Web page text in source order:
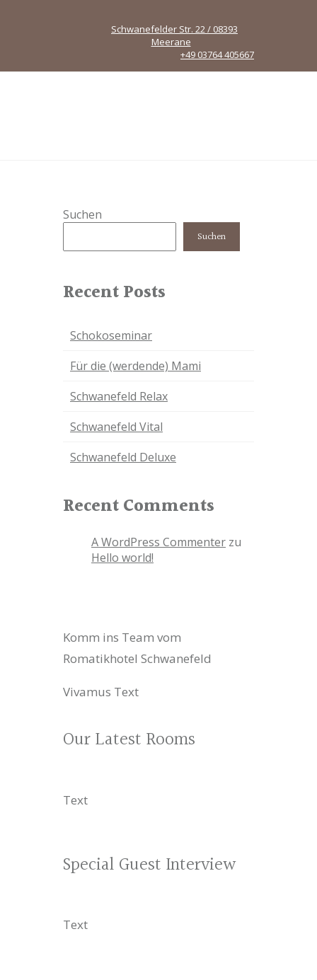
Schwanefelder Str. 22 / 08393
Meerane
+49 03764 405667
Suchen
Suchen
Recent Posts
Schokoseminar
Für die (werdende) Mami
Schwanefeld Relax
Schwanefeld Vital
Schwanefeld Deluxe
Recent Comments
A WordPress Commenter zu
Hello world!
Komm ins Team vom
Romatikhotel Schwanefeld
Vivamus Text
Our Latest Rooms
Text
Special Guest Interview
Text